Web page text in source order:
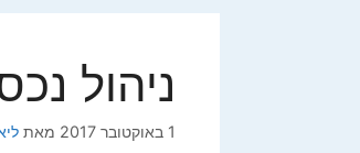
ניהול
1 באוקטובר 2017 מאת